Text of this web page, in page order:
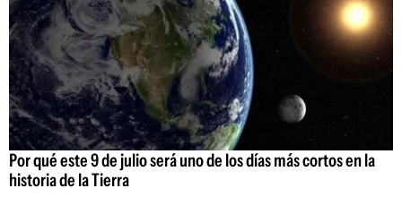
Por qué este 9 de julio será uno de los días más cortos en la
historia de la Tierra